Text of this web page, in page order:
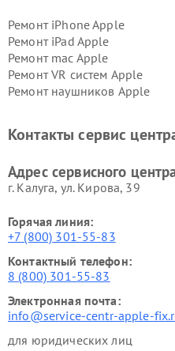
Ремонт iPhone Apple
Ремонт iPad Apple
Ремонт mac Apple
Ремонт VR систем Apple
Ремонт наушников Apple
Контакты сервис
Адрес сервисного
г. Калуга, ул. Кирова, 39
Горячая линия:
+7 (800) 301-55-83
Контактный телефон:
8 (800) 301-55-83
Электронная почта:
info@service-centr-apple-
для юридических лиц